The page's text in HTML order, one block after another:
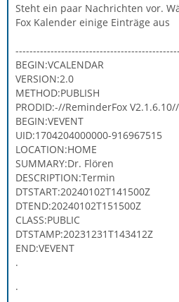
Steht ein paar Nachrichten vor.
Fox Kalender einige Einträge aus
BEGIN:VCALENDAR
VERSION:2.0
METHOD:PUBLISH
PRODID:-//ReminderFox
BEGIN:VEVENT
UID:1704204000000-916967515
LOCATION:HOME
SUMMARY:Dr. Flören
DESCRIPTION:Termin
DTSTART:20240102T141500Z
DTEND:20240102T151500Z
CLASS:PUBLIC
DTSTAMP:20231231T143412Z
END:VEVENT
.
.